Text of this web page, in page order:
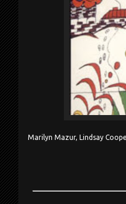
Marilyn Mazur, Lindsay